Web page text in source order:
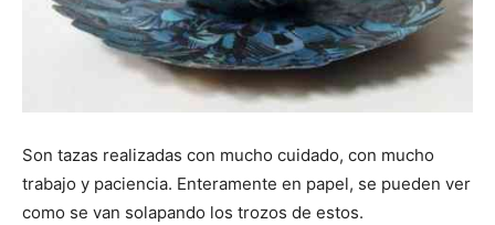
Son tazas realizadas con mucho cuidado, con mucho
trabajo y paciencia. Enteramente en papel, se pueden ver
como se van solapando los trozos de estos.